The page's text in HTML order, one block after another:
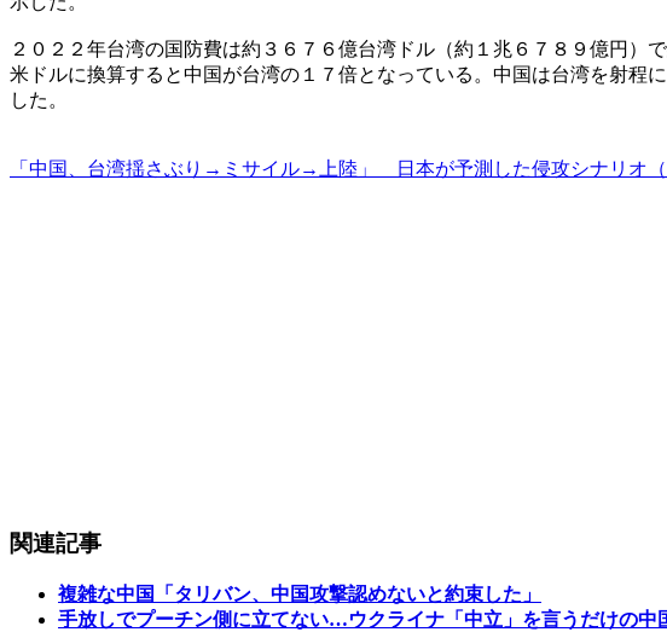
２０２２年台湾の国防費は約３６７６億台湾ドル（約１兆６７８９億円）
米ドルに換算すると中国が台湾の１７倍となっている。中国は台湾を射程
した。
「中国、台湾揺さぶり→ミサイル→上陸」 日本が予測した侵攻シナリオ（
関連記事
複雑な中国「タリバン、中国攻撃認めないと約束した」
手放しでプーチン側に立てない…ウクライナ「中立」を言うだけの中